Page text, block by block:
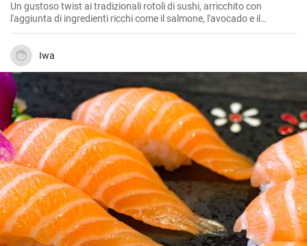
Un gustoso twist ai tradizionali rotoli di sushi, arricchito con
l'aggiunta di ingredienti ricchi come il salmone, l'avocado e il
formaggio. La frittura dona al piatto un retrogusto croccante e
delizioso che ne farà innamorare tutti.
Iwa